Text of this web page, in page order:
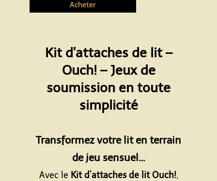
Acheter
Kit d’attaches de lit –
Ouch! – Jeux de
soumission en toute
simplicité
Transformez votre lit en terrain
de jeu sensuel…
Avec le Kit d’attaches de lit Ouch!,